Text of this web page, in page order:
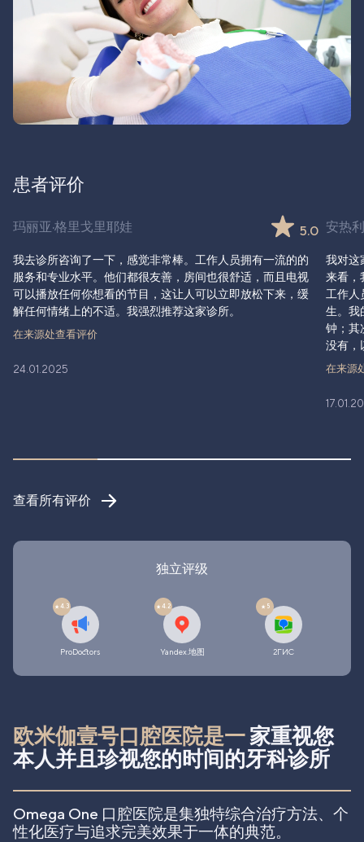
患者评价
玛丽亚·格里戈里耶娃 5.0
我去诊所咨询了一下，感觉非常棒。工作人员拥有一流的的
服务和专业水平。他们都很友善，房间也很舒适，而且电视
可以播放任何你想看的节目，这让人可以立即放松下来，缓
解任何情绪上的不适。我强烈推荐这家诊所。
在来源处查看评价
24.01.2025
安热
我对这
来看，
工作人
生。我
钟；其
没有，
在来源
查看所有评价
独立评级
4.3
ProDoctors
4.2
Yandex.地图
5
2ГИС
欧米伽壹号口腔医院是一家重视您
本人并且珍视您的时间的牙科诊所
Omega One 口腔医院是集独特综合治疗方法、个
性化医疗与追求完美效果于一体的典范。